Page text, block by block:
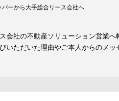
パーから大手総合リース会社へ
会社の不動産ソリューション営業
いただいた理由やご本人からのメッ